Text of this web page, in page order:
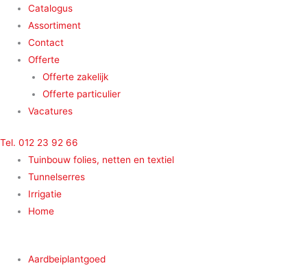
naar
inhoud
Main
Menu
Catalogus
Assortiment
Contact
Offerte
Offerte zakelijk
Offerte particulier
Vacatures
Tel. 012 23 92 66
Main
Menu
Tuinbouw folies, netten en textiel
Tunnelserres
Irrigatie
Home
Main
Menu
Aardbeiplantgoed
Main
Menu